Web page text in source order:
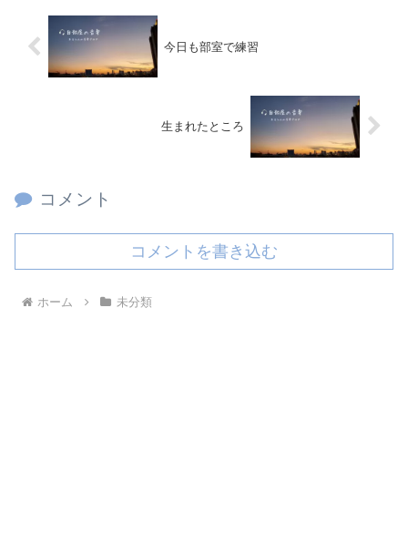
今日も部室で練習
生まれたところ
コメント
コメントを書き込む
ホーム 未分類